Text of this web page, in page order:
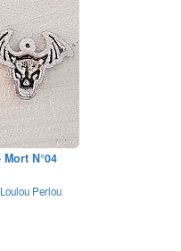
N°04
Perlou